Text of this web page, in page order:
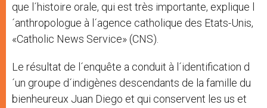
que l´histoire orale, qui est très importante, explique l
´anthropologue à l´agence catholique des Etats-Unis,
«Catholic News Service» (CNS).
Le résultat de l´enquête a conduit à l´identification d
´un groupe d´indigènes descendants de la famille du
bienheureux Juan Diego et qui conservent les us et